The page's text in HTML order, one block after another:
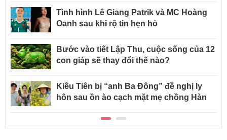
Tình hình Lê Giang Patrik và MC Hoàng
Oanh sau khi rộ tin hẹn hò
Bước vào tiết Lập Thu, cuộc sống của 12
con giáp sẽ thay đổi thế nào?
Kiều Tiên bị “anh Ba Đông” đề nghị ly
hôn sau ồn ào cạch mặt mẹ chồng Hàn